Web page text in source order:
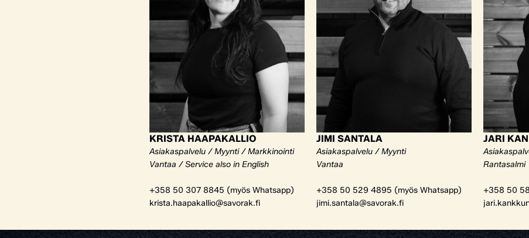
KRISTA HAAPAKALLIO
Asiakaspalvelu / Myynti / Markkinointi
Vantaa / Service also in English
+358 50 307 8845 (myös Whatsapp)
krista.haapakallio@savorak.fi
JIMI SANTALA
Asiakaspalvelu / Myynti
Vantaa
+358 50 529 4895 (myös Whatsapp)
jimi.santala@savorak.fi
JARI
Rantasalmi
+358 50